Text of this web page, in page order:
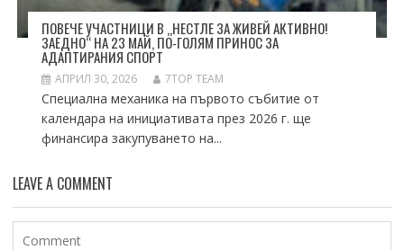
ПОВЕЧЕ УЧАСТНИЦИ В „НЕСТЛЕ ЗА ЖИВЕЙ АКТИВНО!
ЗАЕДНО“ НА 23 МАЙ, ПО-ГОЛЯМ ПРИНОС ЗА
АДАПТИРАНИЯ СПОРТ
АПРИЛ 30, 2026 7TOP TEAM
Специална механика на първото събитие от
календара на инициативата през 2026 г. ще
финансира закупуването на...
LEAVE A COMMENT